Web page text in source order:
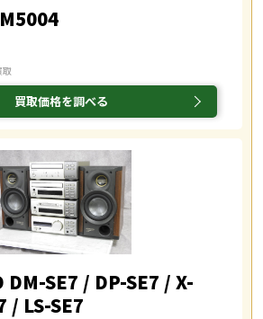
買取価格を調べる
DM-SE7 / DP-SE7 / X-
/ LS-SE7